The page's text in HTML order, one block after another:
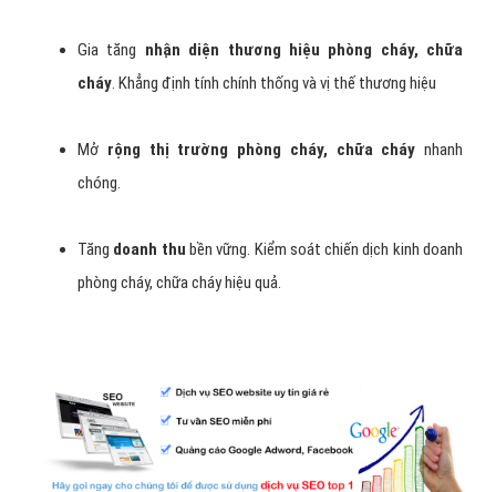
Gia tăng nhận diện thương hiệu phòng cháy, chữa
cháy. Khẳng định tính chính thống và vị thế thương hiệu
Mở rộng thị trường phòng cháy, chữa cháy nhanh
chóng.
Tăng doanh thu bền vững. Kiểm soát chiến dịch kinh doanh
phòng cháy, chữa cháy hiệu quả.